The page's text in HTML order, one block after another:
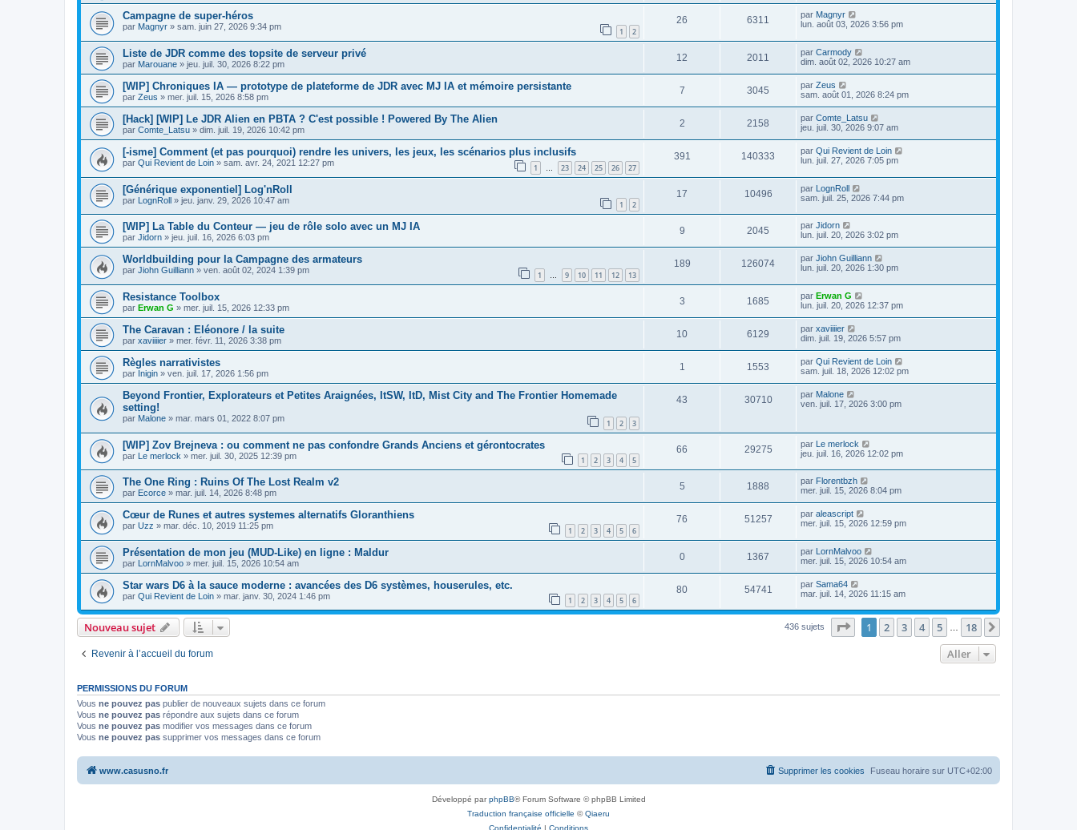
Campagne de super-héros
par Magnyr » sam. juin 27, 2026 9:34 pm 1 2
26 6311 par Magnyr
lun. août 03, 2026 3:56 pm
Liste de JDR comme des topsite de serveur privé
par Marouane » jeu. juil. 30, 2026 8:22 pm
12 2011 par Carmody
dim. août 02, 2026 10:27 am
[WIP] Chroniques IA — prototype de plateforme de JDR avec MJ IA et mémoire persistante
par Zeus » mer. juil. 15, 2026 8:58 pm
7 3045 par Zeus
sam. août 01, 2026 8:24 pm
[Hack] [WIP] Le JDR Alien en PBTA ? C'est possible ! Powered By The Alien
par Comte_Latsu » dim. juil. 19, 2026 10:42 pm
2 2158 par Comte_Latsu
jeu. juil. 30, 2026 9:07 am
[-isme] Comment (et pas pourquoi) rendre les univers, les jeux, les scénarios plus inclusifs
par Qui Revient de Loin » sam. avr. 24, 2021 12:27 pm 1 … 23 24 25 26 27
391 140333 par Qui Revient de Loin
lun. juil. 27, 2026 7:05 pm
[Générique exponentiel] Log'nRoll
par LognRoll » jeu. janv. 29, 2026 10:47 am 1 2
17 10496 par LognRoll
sam. juil. 25, 2026 7:44 pm
[WIP] La Table du Conteur — jeu de rôle solo avec un MJ IA
par Jidorn » jeu. juil. 16, 2026 6:03 pm
9 2045 par Jidorn
lun. juil. 20, 2026 3:02 pm
Worldbuilding pour la Campagne des armateurs
par Jiohn Guilliann » ven. août 02, 2024 1:39 pm 1 … 9 10 11 12 13
189 126074 par Jiohn Guilliann
lun. juil. 20, 2026 1:30 pm
Resistance Toolbox
par Erwan G » mer. juil. 15, 2026 12:33 pm
3 1685 par Erwan G
lun. juil. 20, 2026 12:37 pm
The Caravan : Eléonore / la suite
par xaviiiier » mer. févr. 11, 2026 3:38 pm
10 6129 par xaviiiier
dim. juil. 19, 2026 5:57 pm
Règles narrativistes
par Inigin » ven. juil. 17, 2026 1:56 pm
1 1553 par Qui Revient de Loin
sam. juil. 18, 2026 12:02 pm
Beyond Frontier, Explorateurs et Petites Araignées, ItSW, ItD, Mist City and The Frontier Homemade
setting!
par Malone » mar. mars 01, 2022 8:07 pm 1 2 3
43 30710 par Malone
ven. juil. 17, 2026 3:00 pm
[WIP] Zov Brejneva : ou comment ne pas confondre Grands Anciens et gérontocrates
par Le merlock » mer. juil. 30, 2025 12:39 pm 1 2 3 4 5
66 29275 par Le merlock
jeu. juil. 16, 2026 12:02 pm
The One Ring : Ruins Of The Lost Realm v2
par Ecorce » mar. juil. 14, 2026 8:48 pm
5 1888 par Florentbzh
mer. juil. 15, 2026 8:04 pm
Cœur de Runes et autres systemes alternatifs Gloranthiens
par Uzz » mar. déc. 10, 2019 11:25 pm 1 2 3 4 5 6
76 51257 par aleascript
mer. juil. 15, 2026 12:59 pm
Présentation de mon jeu (MUD-Like) en ligne : Maldur
par LornMalvoo » mer. juil. 15, 2026 10:54 am
0 1367 par LornMalvoo
mer. juil. 15, 2026 10:54 am
Star wars D6 à la sauce moderne : avancées des D6 systèmes, houserules, etc.
par Qui Revient de Loin » mar. janv. 30, 2024 1:46 pm 1 2 3 4 5 6
80 54741 par Sama64
mar. juil. 14, 2026 11:15 am
Nouveau sujet 436 sujets Page sur18
1 2 3 4 5 … 18
Revenir à l’accueil du forum Aller
PERMISSIONS DU FORUM
Vous ne pouvez pas publier de nouveaux sujets dans ce forum
Vous ne pouvez pas répondre aux sujets dans ce forum
Vous ne pouvez pas modifier vos messages dans ce forum
Vous ne pouvez pas supprimer vos messages dans ce forum
www.casusno.fr Fuseau horaire sur UTC+02:00
Supprimer les cookies
Développé parphpBB® Forum Software © phpBB Limited
Traduction française officielle ©Qiaeru
Confidentialité | Conditions